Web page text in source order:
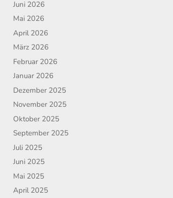
Juni 2026
Mai 2026
April 2026
März 2026
Februar 2026
Januar 2026
Dezember 2025
November 2025
Oktober 2025
September 2025
Juli 2025
Juni 2025
Mai 2025
April 2025